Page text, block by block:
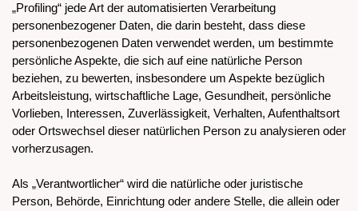
„Profiling“ jede Art der automatisierten Verarbeitung
personenbezogener Daten, die darin besteht, dass diese
personenbezogenen Daten verwendet werden, um bestimmte
persönliche Aspekte, die sich auf eine natürliche Person
beziehen, zu bewerten, insbesondere um Aspekte bezüglich
Arbeitsleistung, wirtschaftliche Lage, Gesundheit, persönliche
Vorlieben, Interessen, Zuverlässigkeit, Verhalten, Aufenthaltsort
oder Ortswechsel dieser natürlichen Person zu analysieren oder
vorherzusagen.
Als „Verantwortlicher“ wird die natürliche oder juristische
Person, Behörde, Einrichtung oder andere Stelle, die allein oder